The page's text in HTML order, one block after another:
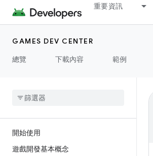
重要資訊
GAMES DEV CENTER
總覽
下載內容 範例
開始使用
遊戲開發基本概念